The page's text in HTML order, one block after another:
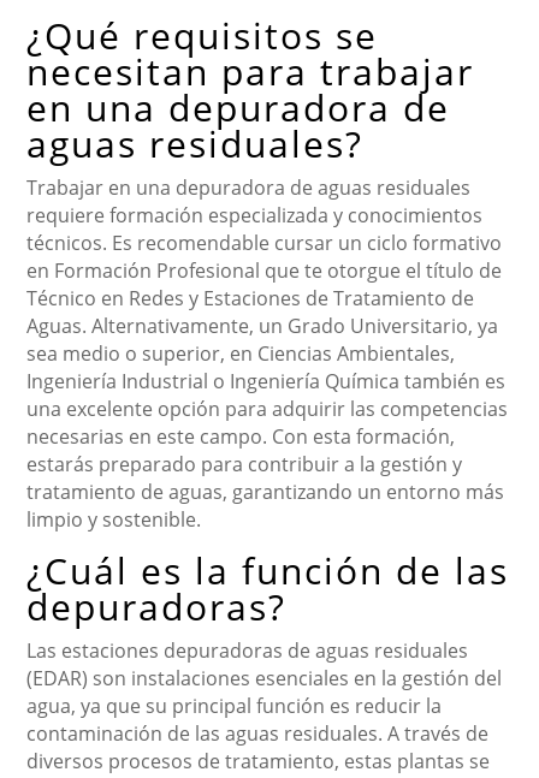
¿Qué requisitos se
necesitan para trabajar
en una depuradora de
aguas residuales?
Trabajar en una depuradora de aguas residuales
requiere formación especializada y conocimientos
técnicos. Es recomendable cursar un ciclo formativo
en Formación Profesional que te otorgue el título de
Técnico en Redes y Estaciones de Tratamiento de
Aguas. Alternativamente, un Grado Universitario, ya
sea medio o superior, en Ciencias Ambientales,
Ingeniería Industrial o Ingeniería Química también es
una excelente opción para adquirir las competencias
necesarias en este campo. Con esta formación,
estarás preparado para contribuir a la gestión y
tratamiento de aguas, garantizando un entorno más
limpio y sostenible.
¿Cuál es la función de las
depuradoras?
Las estaciones depuradoras de aguas residuales
(EDAR) son instalaciones esenciales en la gestión del
agua, ya que su principal función es reducir la
contaminación de las aguas residuales. A través de
diversos procesos de tratamiento, estas plantas se